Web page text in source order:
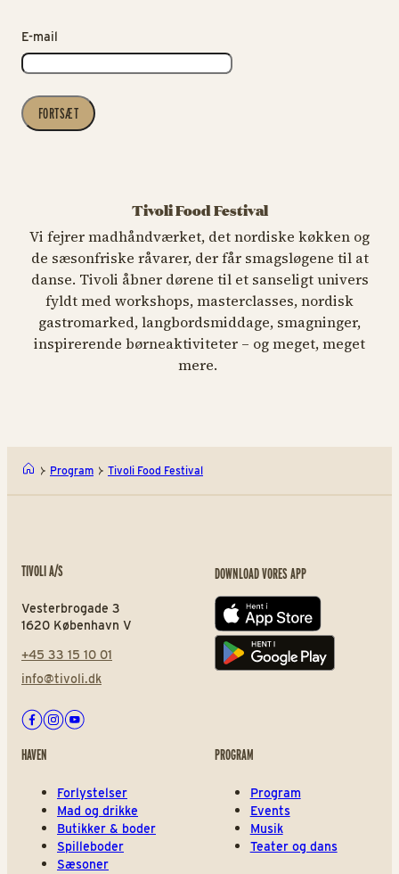
E-mail
FORTSÆT
Tivoli Food Festival
Vi fejrer madhåndværket, det nordiske køkken og
de sæsonfriske råvarer, der får smagsløgene til at
danse. Tivoli åbner dørene til et sanseligt univers
fyldt med workshops, masterclasses, nordisk
gastromarked, langbordsmiddage, smagninger,
inspirerende børneaktiviteter – og meget, meget
mere.
Program Tivoli Food Festival
TIVOLI A/S
Vesterbrogade 3
1620 København V
+45 33 15 10 01
info@tivoli.dk
Facebook
Instagram
Youtube
DOWNLOAD VORES APP
App store
Play store
HAVEN
Forlystelser
Mad og drikke
Butikker & boder
Spilleboder
Sæsoner
PROGRAM
Program
Events
Musik
Teater og dans